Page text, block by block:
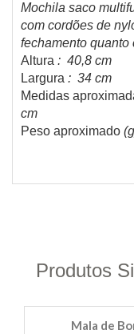
Mochila saco
com cordões de
fechamento quanto
Altura : 40,8 cm
Largura : 34 cm
Medidas
cm
Peso aproximado
Produtos
Mala de